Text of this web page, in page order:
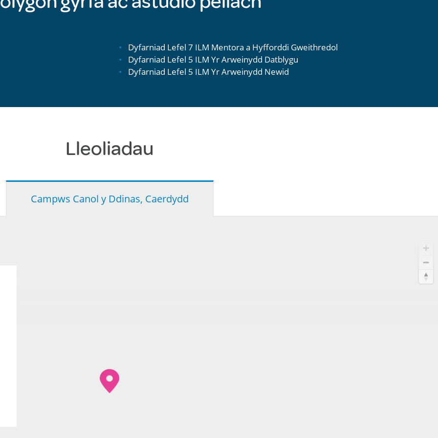
Dyfarniad Lefel 7 ILM Mentora a Hyfforddi Gweithredol
Dyfarniad Lefel 5 ILM Yr Arweinydd Datblygu
Dyfarniad Lefel 5 ILM Yr Arweinydd Newid
Lleoliadau
Campws Canol y Ddinas, Caerdydd